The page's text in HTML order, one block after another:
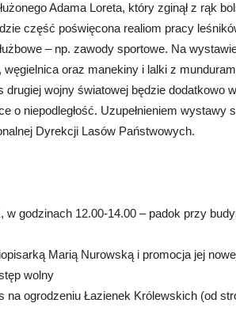
Adama Loreta, który zginął z rąk
część poświęcona realiom pracy
– np. zawody sportowe. Na
oraz manekiny i lalki z
wojny światowej będzie dodatkowo
o niepodległość. Uzupełnieniem wystawy
Dyrekcji Lasów Państwowych.
w godzinach 12.00-14.00 – padok przy
Marią Nurowską i promocja jej
wolny
na ogrodzeniu Łazienek Królewskich (od